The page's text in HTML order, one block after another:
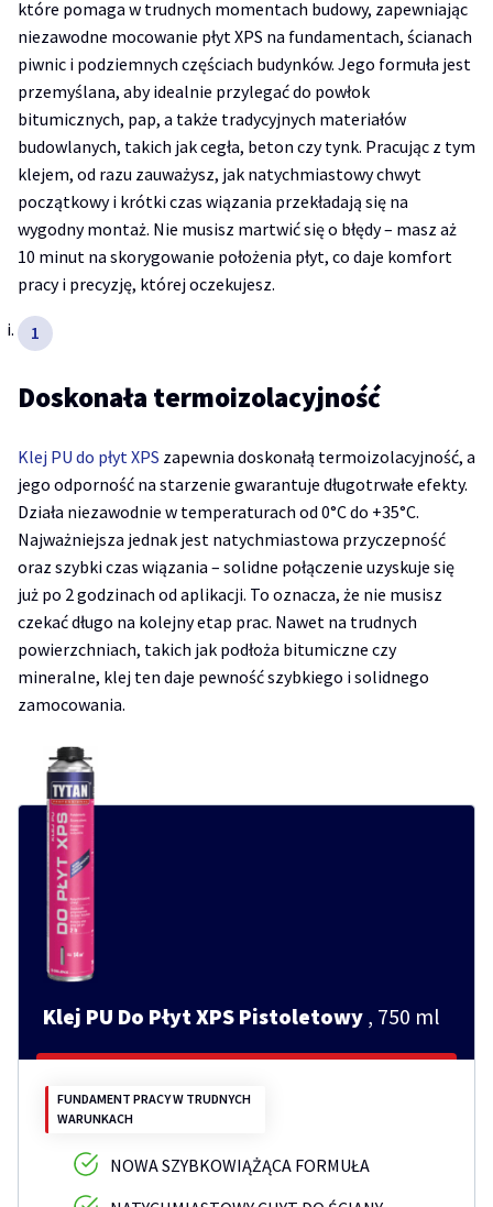
które pomaga w trudnych momentach budowy, zapewniając
niezawodne mocowanie płyt XPS na fundamentach, ścianach
piwnic i podziemnych częściach budynków. Jego formuła jest
przemyślana, aby idealnie przylegać do powłok
bitumicznych, pap, a także tradycyjnych materiałów
budowlanych, takich jak cegła, beton czy tynk. Pracując z tym
klejem, od razu zauważysz, jak natychmiastowy chwyt
początkowy i krótki czas wiązania przekładają się na
wygodny montaż. Nie musisz martwić się o błędy – masz aż
10 minut na skorygowanie położenia płyt, co daje komfort
pracy i precyzję, której oczekujesz.
Doskonała termoizolacyjność
Klej PU do płyt XPS zapewnia doskonałą termoizolacyjność, a
jego odporność na starzenie gwarantuje długotrwałe efekty.
Działa niezawodnie w temperaturach od 0°C do +35°C.
Najważniejsza jednak jest natychmiastowa przyczepność
oraz szybki czas wiązania – solidne połączenie uzyskuje się
już po 2 godzinach od aplikacji. To oznacza, że nie musisz
czekać długo na kolejny etap prac. Nawet na trudnych
powierzchniach, takich jak podłoża bitumiczne czy
mineralne, klej ten daje pewność szybkiego i solidnego
zamocowania.
Klej PU Do Płyt XPS Pistoletowy , 750 ml
FUNDAMENT PRACY W TRUDNYCH
WARUNKACH
NOWA SZYBKOWIĄŻĄCA FORMUŁA